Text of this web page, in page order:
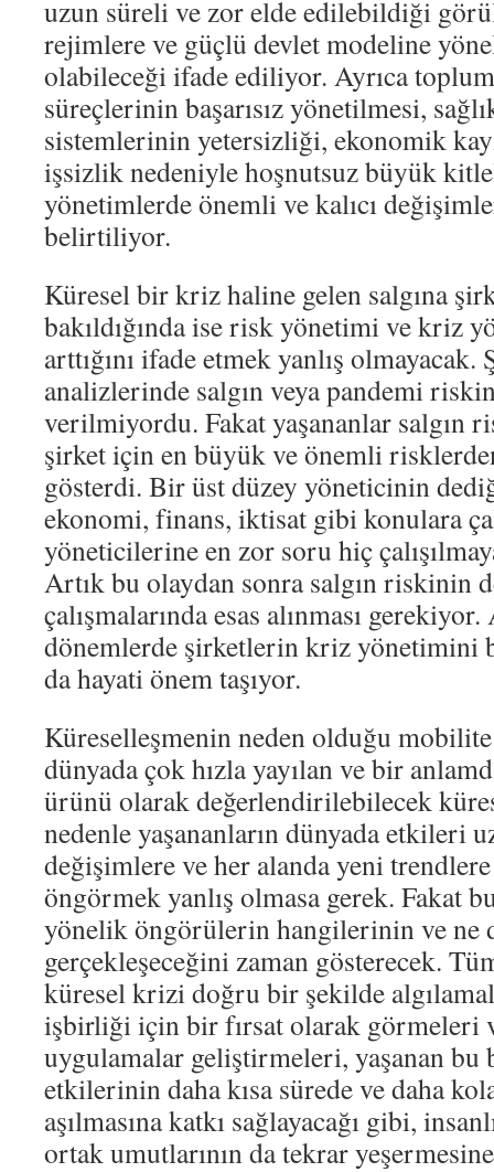
uzun süreli ve zor elde edilebildiği
rejimlere ve güçlü devlet modeline
olabileceği ifade ediliyor. Ayrıca
süreçlerinin başarısız yönetilmesi,
sistemlerinin yetersizliği, ekonomik
işsizlik nedeniyle hoşnutsuz büyük
yönetimlerde önemli ve kalıcı
belirtiliyor.
Küresel bir kriz haline gelen salgına
bakıldığında ise risk yönetimi ve kriz
arttığını ifade etmek yanlış
analizlerinde salgın veya pandemi
verilmiyordu. Fakat yaşananlar salgın
şirket için en büyük ve önemli
gösterdi. Bir üst düzey yöneticinin
ekonomi, finans, iktisat gibi konulara
yöneticilerine en zor soru hiç
Artık bu olaydan sonra salgın riskinin
çalışmalarında esas alınması
dönemlerde şirketlerin kriz yönetimini
da hayati önem taşıyor.
Küreselleşmenin neden olduğu
dünyada çok hızla yayılan ve bir
ürünü olarak değerlendirilebilecek
nedenle yaşananların dünyada etkileri
değişimlere ve her alanda yeni trendlere
öngörmek yanlış olmasa gerek. Fakat
yönelik öngörülerin hangilerinin ve ne
gerçekleşeceğini zaman gösterecek.
küresel krizi doğru bir şekilde
işbirliği için bir fırsat olarak görmeleri
uygulamalar geliştirmeleri, yaşanan
etkilerinin daha kısa sürede ve daha
aşılmasına katkı sağlayacağı gibi,
ortak umutlarının da tekrar